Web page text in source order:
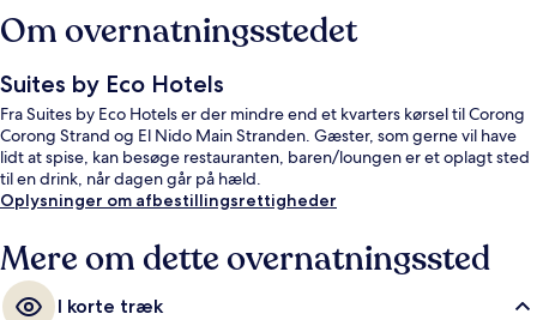
Om overnatningsstedet
Suites by Eco Hotels
Fra Suites by Eco Hotels er der mindre end et kvarters kørsel til Corong
Corong Strand og El Nido Main Stranden. Gæster, som gerne vil have
lidt at spise, kan besøge restauranten, baren/loungen er et oplagt sted
til en drink, når dagen går på hæld.
Oplysninger om afbestillingsrettigheder
Mere om dette overnatningssted
I korte træk